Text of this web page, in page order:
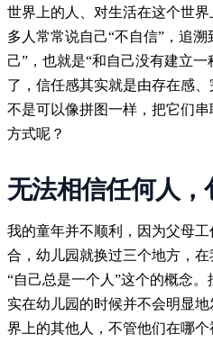
世界上的人、对生活在这个世
多人常常说自己“不自信”，追
己”，也就是“和自己没有建立
了，信任感其实就是由存在感
不是可以像拼图一样，把它们
方式呢？
无法相信任何人，
我的童年并不顺利，因为父母
合，幼儿园就换过三个地方，
“自己总是一个人”这个的概念
实在幼儿园的时候并不会明显
界上的其他人，不管他们在哪